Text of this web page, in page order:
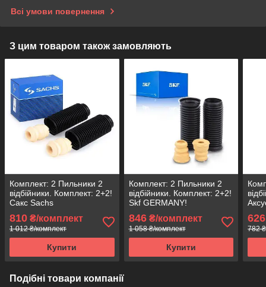
Всі умови повернення
З цим товаром також замовляють
Комплект: 2 Пильники 2
відбійники. Комплект: 2+2!
Сакс Sachs
810 ₴/комплект
1 012 ₴/комплект
Купити
Комплект: 2 Пильники 2
відбійники. Комплект: 2+2!
Skf GERMANY!
846₴/комплект
1 058 ₴/комплект
Купити
626
782
Подібні товари компанії